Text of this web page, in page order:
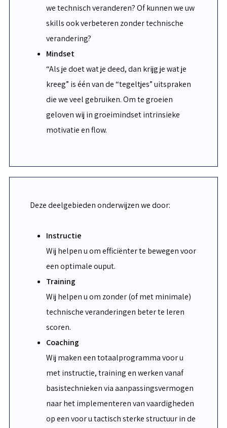
we technisch veranderen? Of kunnen we uw
skills ook verbeteren zonder technische
verandering?
Mindset
“Als je doet wat je deed, dan krijg je wat je
kreeg” is één van de “tegeltjes” uitspraken
die we veel gebruiken. Om te groeien
geloven wij in groeimindset intrinsieke
motivatie en flow.
Deze deelgebieden onderwijzen we door:
Instructie
Wij helpen u om efficiënter te bewegen voor
een optimale ouput.
Training
Wij helpen u om zonder (of met minimale)
technische veranderingen beter te leren
scoren.
Coaching
Wij maken een totaalprogramma voor u
met instructie, training en werken vanaf
basistechnieken via aanpassingsvermogen
naar het implementeren van vaardigheden
op een voor u tactisch sterke structuur in de